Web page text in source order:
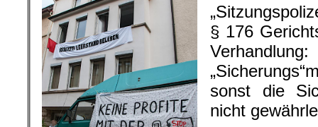
§ 176
sonst die
nicht